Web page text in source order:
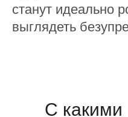
станут идеально
выглядеть
С какими